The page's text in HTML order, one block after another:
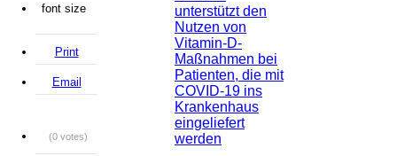
font size
Print
Email
(0 votes)